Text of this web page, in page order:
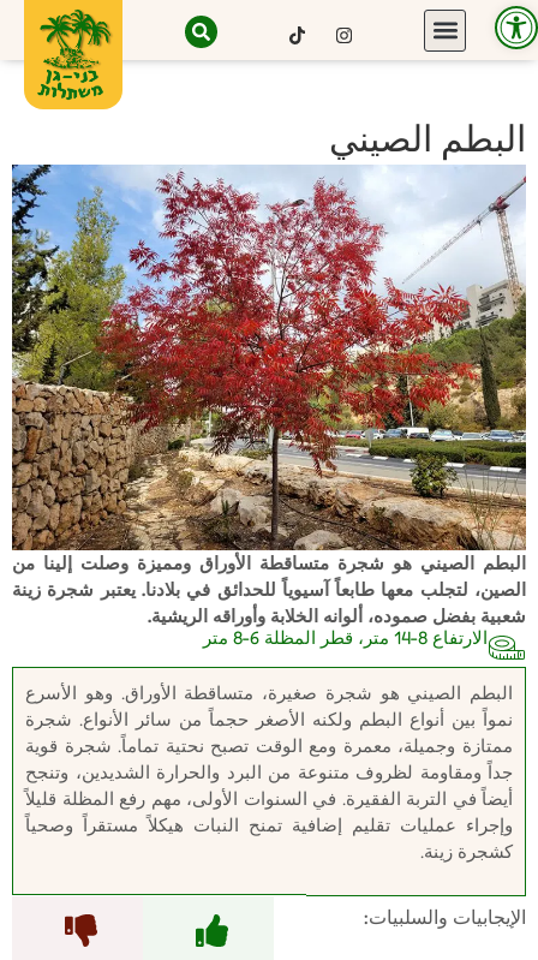
البطم الصيني
البطم الصيني هو شجرة متساقطة الأوراق ومميزة وصلت إلينا من
الصين، لتجلب معها طابعاً آسيوياً للحدائق في بلادنا. يعتبر شجرة زينة
شعبية بفضل صموده، ألوانه الخلابة وأوراقه الريشية.
الارتفاع 8-14 متر، قطر المظلة 6-8 متر
البطم الصيني هو شجرة صغيرة، متساقطة الأوراق. وهو الأسرع
نمواً بين أنواع البطم ولكنه الأصغر حجماً من سائر الأنواع. شجرة
ممتازة وجميلة، معمرة ومع الوقت تصبح نحتية تماماً. شجرة قوية
جداً ومقاومة لظروف متنوعة من البرد والحرارة الشديدين، وتنجح
أيضاً في التربة الفقيرة. في السنوات الأولى، مهم رفع المظلة قليلاً
وإجراء عمليات تقليم إضافية تمنح النبات هيكلاً مستقراً وصحياً
كشجرة زينة.
الإيجابيات والسلبيات: